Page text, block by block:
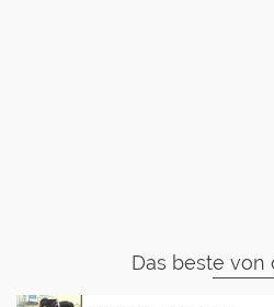
Das beste von